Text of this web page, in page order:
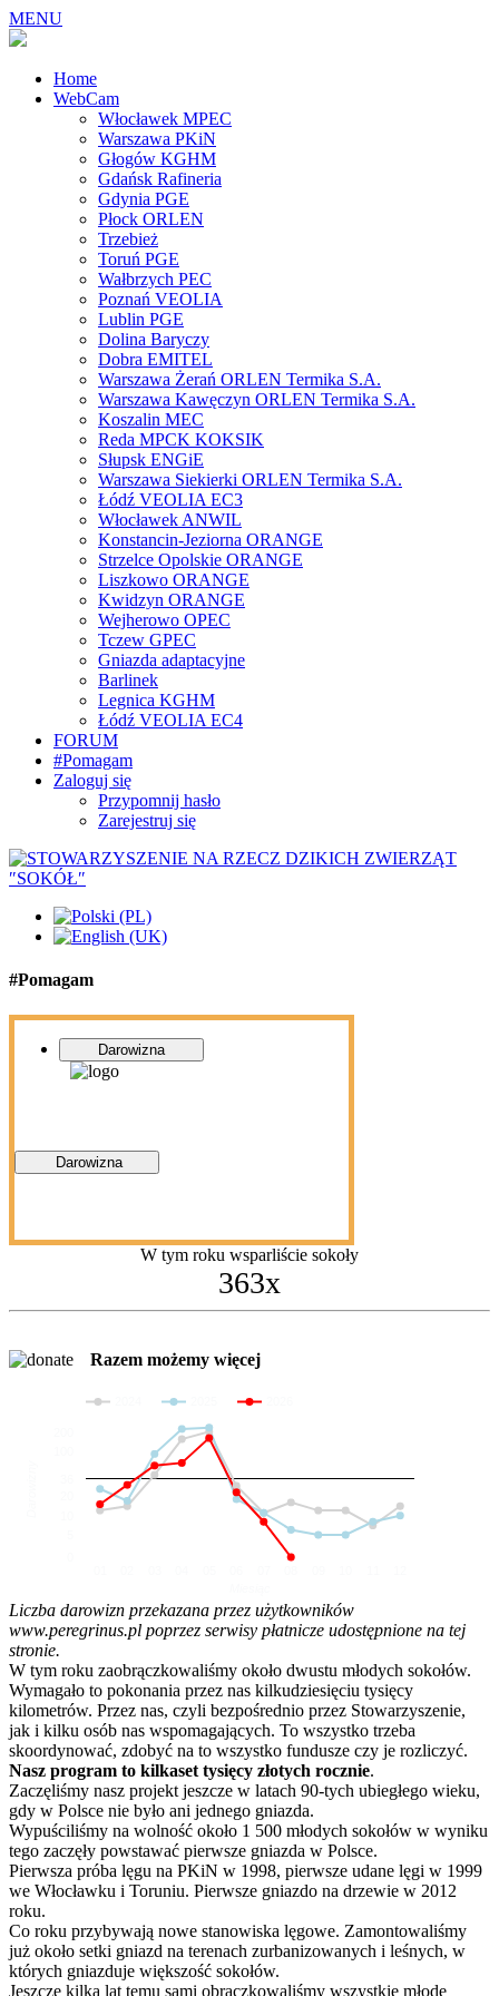
MENU
Home
WebCam
Włocławek MPEC
Warszawa PKiN
Głogów KGHM
Gdańsk Rafineria
Gdynia PGE
Płock ORLEN
Trzebież
Toruń PGE
Wałbrzych PEC
Poznań VEOLIA
Lublin PGE
Dolina Baryczy
Dobra EMITEL
Warszawa Żerań ORLEN Termika S.A.
Warszawa Kawęczyn ORLEN Termika S.A.
Koszalin MEC
Reda MPCK KOKSIK
Słupsk ENGiE
Warszawa Siekierki ORLEN Termika S.A.
Łódź VEOLIA EC3
Włocławek ANWIL
Konstancin-Jeziorna ORANGE
Strzelce Opolskie ORANGE
Liszkowo ORANGE
Kwidzyn ORANGE
Wejherowo OPEC
Tczew GPEC
Gniazda adaptacyjne
Barlinek
Legnica KGHM
Łódź VEOLIA EC4
FORUM
#Pomagam
Zaloguj się
Przypomnij hasło
Zarejestruj się
#Pomagam
Darowizna
Darowizna
W tym roku wsparliście sokoły
363x
Razem możemy więcej
Liczba darowizn przekazana przez użytkowników
www.peregrinus.pl poprzez serwisy płatnicze udostępnione na tej
stronie.
W tym roku zaobrączkowaliśmy około dwustu młodych sokołów.
Wymagało to pokonania przez nas kilkudziesięciu tysięcy
kilometrów. Przez nas, czyli bezpośrednio przez Stowarzyszenie,
jak i kilku osób nas wspomagających. To wszystko trzeba
skoordynować, zdobyć na to wszystko fundusze czy je rozliczyć.
Nasz program to kilkaset tysięcy złotych rocznie.
Zaczęliśmy nasz projekt jeszcze w latach 90-tych ubiegłego wieku,
gdy w Polsce nie było ani jednego gniazda.
Wypuściliśmy na wolność około 1 500 młodych sokołów w wyniku
tego zaczęły powstawać pierwsze gniazda w Polsce.
Pierwsza próba lęgu na PKiN w 1998, pierwsze udane lęgi w 1999
we Włocławku i Toruniu. Pierwsze gniazdo na drzewie w 2012
roku.
Co roku przybywają nowe stanowiska lęgowe. Zamontowaliśmy
już około setki gniazd na terenach zurbanizowanych i leśnych, w
których gniazduje większość sokołów.
Jeszcze kilka lat temu sami obrączkowaliśmy wszystkie młode